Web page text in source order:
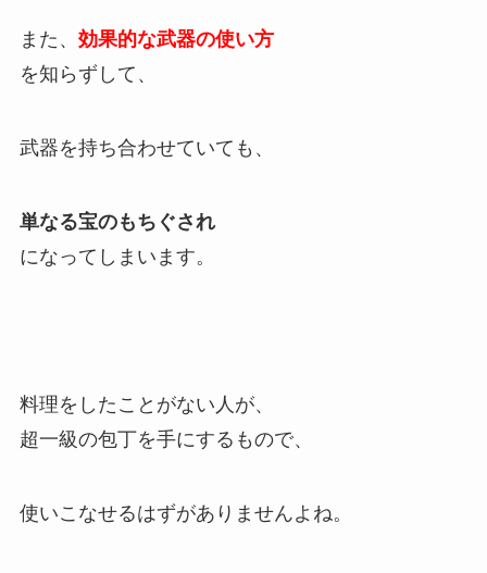
また、 効果的な武器の使い方
を知らずして、
武器を持ち合わせていても、
単なる宝のもちぐされ
になってしまいます。
料理をしたことがない人が、
超一級の包丁を手にするもので、
使いこなせるはずがありませんよね。